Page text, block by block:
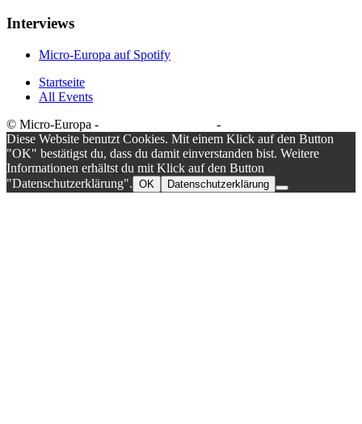
Interviews
Micro-Europa auf Spotify
Startseite
All Events
© Micro-Europa -
-
Diese Website benutzt Cookies. Mit einem Klick auf den Button
"OK" bestätigst du, dass du damit einverstanden bist. Weitere
Informationen erhältst du mit Klick auf den Button
"Datenschutzerklärung". OK Datenschutzerklärung